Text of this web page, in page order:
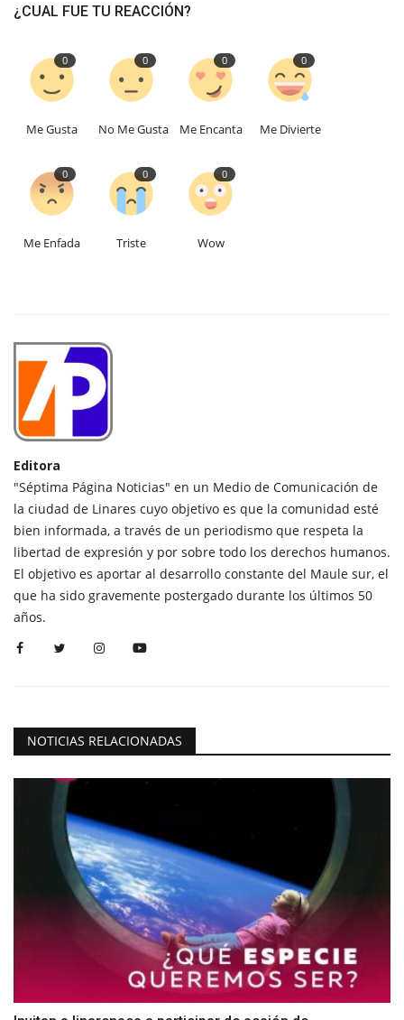
¿CUAL FUE TU REACCIÓN?
0
Me Gusta
0
No Me Gusta
0
Me Encanta
0
Me Divierte
0
Me Enfada
0
Triste
0
Wow
Editora
"Séptima Página Noticias" en un Medio de Comunicación de
la ciudad de Linares cuyo objetivo es que la comunidad esté
bien informada, a través de un periodismo que respeta la
libertad de expresión y por sobre todo los derechos humanos.
El objetivo es aportar al desarrollo constante del Maule sur, el
que ha sido gravemente postergado durante los últimos 50
años.
NOTICIAS RELACIONADAS